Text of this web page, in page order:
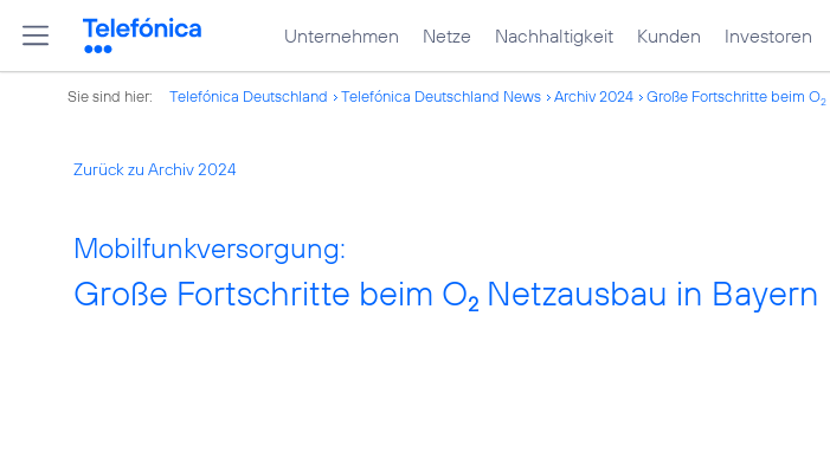
Unternehmen Netze Nachhaltigkeit Kunden Investoren
Sie sind hier: Telefónica Deutschland Telefónica Deutschland News Archiv 2024 Große Fortschritte beim O2
Zurück zu Archiv 2024
Mobilfunkversorgung:
Große Fortschritte beim O2 Netzausbau in Bayern